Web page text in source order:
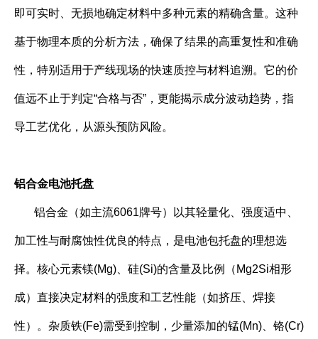
即可实时、无损地确定材料中多种元素的精确含量。这种
基于物理本质的分析方法，确保了结果的高重复性和准确
性，特别适用于产线现场的快速质控与材料追溯。它的价
值远不止于判定“合格与否”，更能揭示成分波动趋势，指
导工艺优化，从源头预防风险。
铝合金电池托盘
铝合金（如主流6061牌号）以其轻量化、强度适中、
加工性与耐腐蚀性优良的特点，是电池包托盘的理想选
择。核心元素镁(Mg)、硅(Si)的含量及比例（Mg2Si相形
成）直接决定材料的强度和工艺性能（如挤压、焊接
性）。杂质铁(Fe)需受到控制，少量添加的锰(Mn)、铬(Cr)